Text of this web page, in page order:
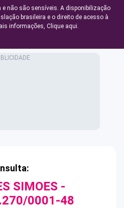
não são sensíveis. A disponibilização
brasileira e o direito de acesso à
informações, Clique aqui.
SIMOES -
0001-48